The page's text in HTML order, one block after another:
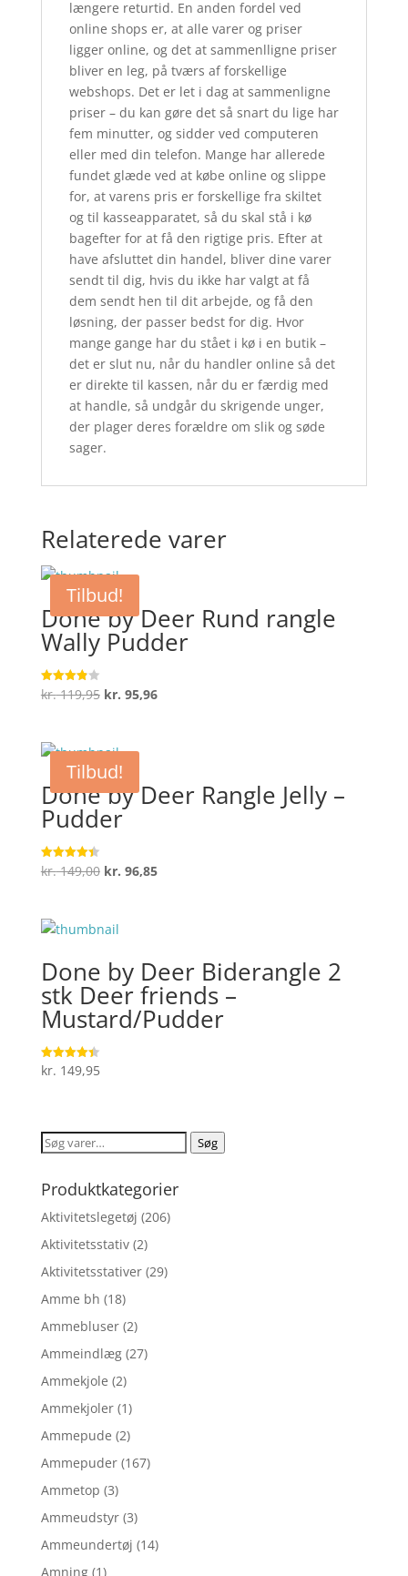
længere returtid. En anden fordel ved
online shops er, at alle varer og priser
ligger online, og det at sammenlligne priser
bliver en leg, på tværs af forskellige
webshops. Det er let i dag at sammenligne
priser – du kan gøre det så snart du lige har
fem minutter, og sidder ved computeren
eller med din telefon. Mange har allerede
fundet glæde ved at købe online og slippe
for, at varens pris er forskellige fra skiltet
og til kasseapparatet, så du skal stå i kø
bagefter for at få den rigtige pris. Efter at
have afsluttet din handel, bliver dine varer
sendt til dig, hvis du ikke har valgt at få
dem sendt hen til dit arbejde, og få den
løsning, der passer bedst for dig. Hvor
mange gange har du stået i kø i en butik –
det er slut nu, når du handler online så det
er direkte til kassen, når du er færdig med
at handle, så undgår du skrigende unger,
der plager deres forældre om slik og søde
sager.
Relaterede varer
Tilbud!
Done by Deer Rund rangle
Wally Pudder
Vurderet
3.9
kr.119,95 Den
var:
kr. 119,95.
kr. 95,96Den
Tilbud!
Done by Deer Rangle Jelly –
Pudder
Vurderet
4.4
kr.149,00 Den
var:
kr. 96,85Den
Done by Deer Biderangle 2
stk Deer friends –
Mustard/Pudder
Vurderet
4.4
kr. 149,95
Søg
Søg
Produktkategorier
Aktivitetslegetøj (206)
Aktivitetsstativ (2)
Aktivitetsstativer (29)
Amme bh (18)
Ammebluser (2)
Ammeindlæg (27)
Ammekjole (2)
Ammekjoler (1)
Ammepude (2)
Ammepuder (167)
Ammetop (3)
Ammeudstyr (3)
Ammeundertøj (14)
Amning (1)